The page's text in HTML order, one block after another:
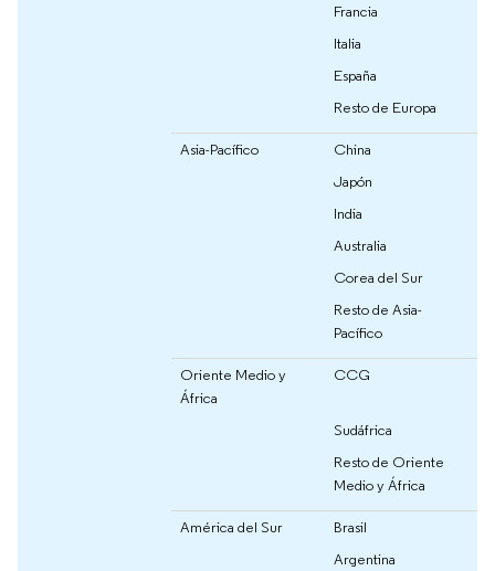
Francia
Italia
España
Resto de Europa
Asia-Pacífico
China
Japón
India
Australia
Corea del Sur
Resto de Asia-
Pacífico
Oriente Medio y
África
CCG
Sudáfrica
Resto de Oriente
Medio y África
América del Sur
Brasil
Argentina